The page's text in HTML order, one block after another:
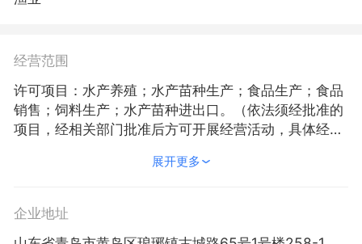
经营范围
许可项目：水产养殖；水产苗种生产；食品生产；食品
销售；饲料生产；水产苗种进出口。（依法须经批准的
项目，经相关部门批准后方可开展经营活动，具体经营
水产品批发；水产品零售；水产苗种销售；食用农产品
林、牧、副、渔业专业机械的销售；生物饲料研发；畜
展开更多
企业地址